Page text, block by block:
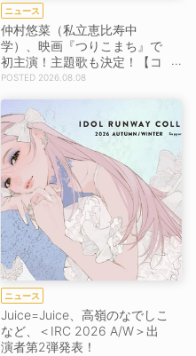
ニュース
仲村悠菜（私立恵比寿中
学）、映画『つりこまち』で
初主演！主題歌も決定！【コ
メントあり】
2026.08.08
ニュース
Juice=Juice、高嶺のなでしこ
など、＜IRC 2026 A/W＞出
演者第2弾発表！